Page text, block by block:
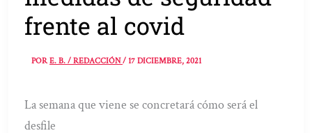
frente al covid
PORE. B. / REDACCIÓN/17 DICIEMBRE, 2021
La semana que viene se concretará cómo será el
desfile